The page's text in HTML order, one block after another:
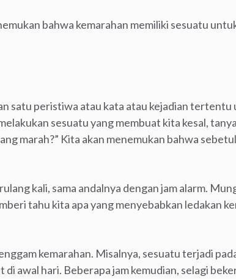
bahwa kemarahan memiliki sesuatu
satu peristiwa atau kata atau kejadian tertentu
sesuatu yang membuat kita kesal,
marah?” Kita akan menemukan bahwa
kali, sama andalnya dengan jam alarm.
tahu kita apa yang menyebabkan ledakan
kemarahan. Misalnya, sesuatu terjadi
awal hari. Beberapa jam kemudian, selagi